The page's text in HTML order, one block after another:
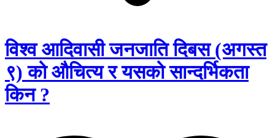
विश्व आदिवासी जनजाति दिबस (अगस्त
९) को औचित्य र यसको सान्दर्भिकता
किन ?